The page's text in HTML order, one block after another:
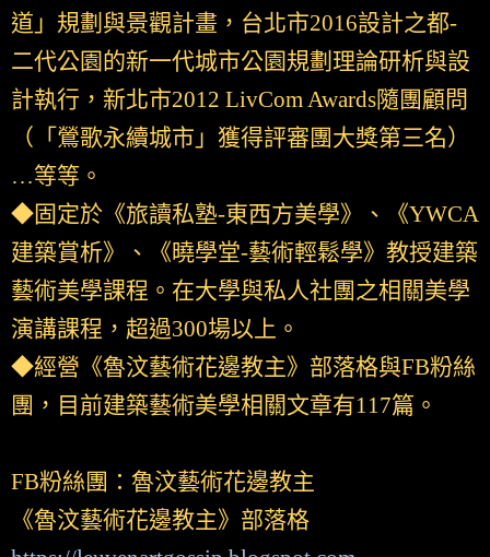
道」規劃與景觀計畫，台北市2016設計之都-
二代公園的新一代城市公園規劃理論研析與設
計執行，新北市2012 LivCom Awards隨團顧問
（「鶯歌永續城市」獲得評審團大獎第三名）
…等等。
◆固定於《旅讀私塾-東西方美學》、《YWCA
建築賞析》、《曉學堂-藝術輕鬆學》教授建築
藝術美學課程。在大學與私人社團之相關美學
演講課程，超過300場以上。
◆經營《魯汶藝術花邊教主》部落格與FB粉絲
團，目前建築藝術美學相關文章有117篇。
FB粉絲團：魯汶藝術花邊教主
《魯汶藝術花邊教主》部落格